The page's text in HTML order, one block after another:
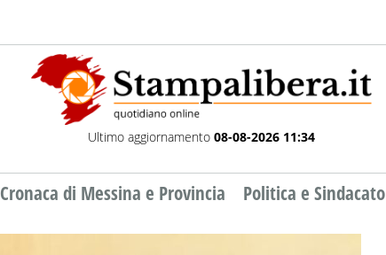
Ultimo aggiornamento 08-08-2026 11:34
Cronaca di Messina e Provincia Politica e Sindacato